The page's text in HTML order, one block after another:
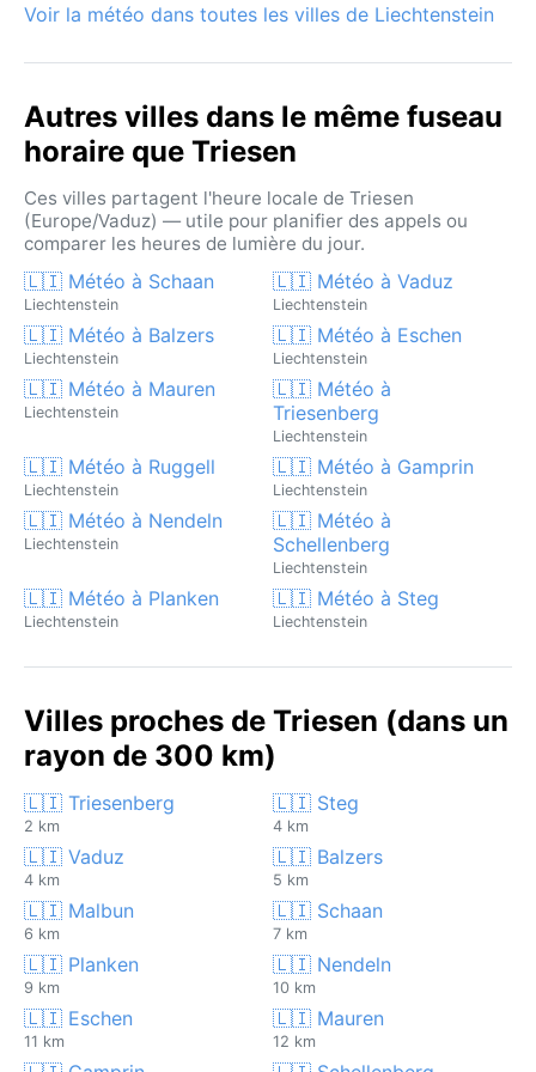
Voir la météo dans toutes les villes de Liechtenstein
Autres villes dans le même fuseau
horaire que Triesen
Ces villes partagent l'heure locale de Triesen
(Europe/Vaduz) — utile pour planifier des appels ou
comparer les heures de lumière du jour.
🇱🇮 Météo à Schaan
Liechtenstein
🇱🇮 Météo à Vaduz
Liechtenstein
🇱🇮 Météo à Balzers
Liechtenstein
🇱🇮 Météo à Eschen
Liechtenstein
🇱🇮 Météo à Mauren
Liechtenstein
🇱🇮 Météo à
Triesenberg
Liechtenstein
🇱🇮 Météo à Ruggell
Liechtenstein
🇱🇮 Météo à Gamprin
Liechtenstein
🇱🇮 Météo à Nendeln
Liechtenstein
🇱🇮 Météo à
Schellenberg
Liechtenstein
🇱🇮 Météo à Planken
Liechtenstein
🇱🇮 Météo à Steg
Liechtenstein
Villes proches de Triesen (dans un
rayon de 300 km)
🇱🇮 Triesenberg
2 km
🇱🇮 Steg
4 km
🇱🇮 Vaduz
4 km
🇱🇮 Balzers
5 km
🇱🇮 Malbun
6 km
🇱🇮 Schaan
7 km
🇱🇮 Planken
9 km
🇱🇮 Nendeln
10 km
🇱🇮 Eschen
11 km
🇱🇮 Mauren
12 km